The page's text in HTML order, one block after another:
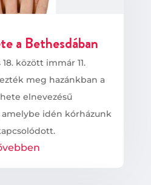
a Bethesdában
18. között immár 11.
meg hazánkban a
hete elnevezésű
idén kórházunk